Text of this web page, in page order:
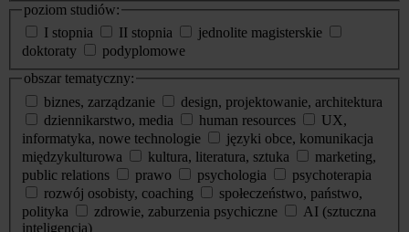
poziom studiów:
I stopnia
II stopnia
jednolite magisterskie
doktoraty
podyplomowe
obszar tematyczny:
biznes, zarządzanie
design, projektowanie, architektura
dziennikarstwo, media
human resources
UX,
informatyka, nowe technologie
języki obce, komunikacja
międzykulturowa
kultura, literatura, sztuka
marketing,
public relations
prawo psychologia
psychoterapia
rozwój osobisty, coaching
społeczeństwo, państwo,
polityka
zdrowie, zaburzenia psychiczne
AI (sztuczna
inteligencja)